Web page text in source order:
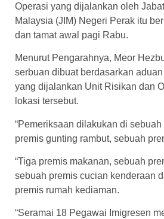
Operasi yang dijalankan oleh
Malaysia (JIM) Negeri Perak itu
dan tamat awal pagi Rabu.
Menurut Pengarahnya, Meor
serbuan dibuat berdasarkan
yang dijalankan Unit Risikan dan
lokasi tersebut.
“Pemeriksaan dilakukan di
premis gunting rambut, sebuah
“Tiga premis makanan, sebuah
sebuah premis cucian kenderaan
premis rumah kediaman.
“Seramai 18 Pegawai Imigresen